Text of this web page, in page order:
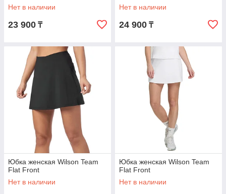
Нет в наличии
23 900 ₸
Нет в наличии
24 900 ₸
Юбка женская Wilson Team
Flat Front
Нет в наличии
Юбка женская Wilson Team
Flat Front
Нет в наличии